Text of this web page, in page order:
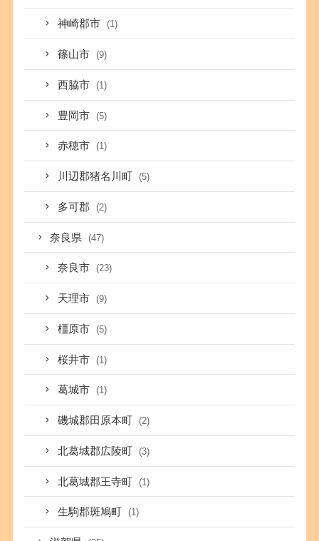
神崎郡市 (1)
篠山市 (9)
西脇市 (1)
豊岡市 (5)
赤穂市 (1)
川辺郡猪名川町 (5)
多可郡 (2)
奈良県 (47)
奈良市 (23)
天理市 (9)
橿原市 (5)
桜井市 (1)
葛城市 (1)
磯城郡田原本町 (2)
北葛城郡広陵町 (3)
北葛城郡王寺町 (1)
生駒郡斑鳩町 (1)